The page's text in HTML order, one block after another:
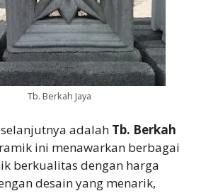
Tb. Berkah Jaya
adalah Tb. Berkah
ini menawarkan berbagai
berkualitas dengan harga
desain yang menarik,